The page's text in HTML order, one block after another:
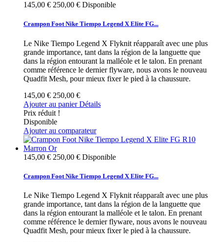
145,00 € 250,00 € Disponible
Crampon Foot Nike Tiempo Legend X Elite FG...
Le Nike Tiempo Legend X Flyknit réapparaît avec une plus
grande importance, tant dans la région de la languette que
dans la région entourant la malléole et le talon. En prenant
comme référence le dernier flyware, nous avons le nouveau
Quadfit Mesh, pour mieux fixer le pied à la chaussure.
145,00 € 250,00 €
Ajouter au panier Détails
Prix réduit !
Disponible
Ajouter au comparateur
145,00 € 250,00 € Disponible
Crampon Foot Nike Tiempo Legend X Elite FG...
Le Nike Tiempo Legend X Flyknit réapparaît avec une plus
grande importance, tant dans la région de la languette que
dans la région entourant la malléole et le talon. En prenant
comme référence le dernier flyware, nous avons le nouveau
Quadfit Mesh, pour mieux fixer le pied à la chaussure.